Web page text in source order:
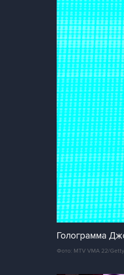
Голограмма
Фото: MTV VMA 22/